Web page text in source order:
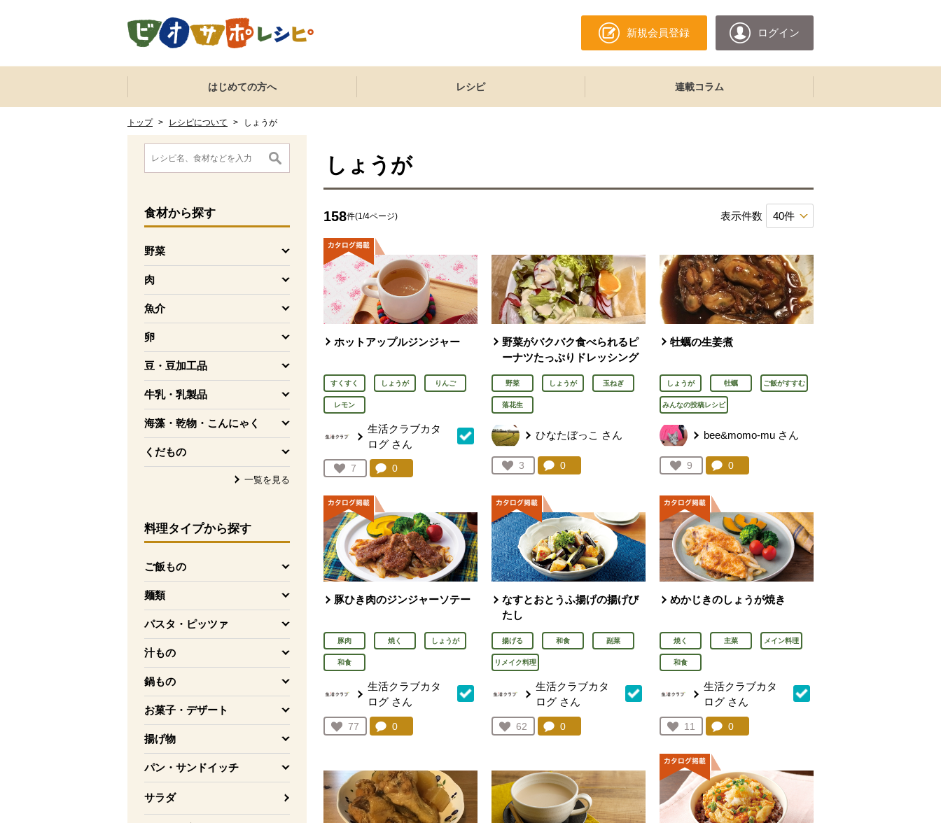
新規会員登録 ログイン
ここからサイト内共通メニューです。
サイト内共通メニューをスキップする
はじめての方へ レシピ 連載コラム
トップ > レシピについて > しょうが
ここから消費材検索メニューです。
食材から探す
野菜
を開く
肉
を開く
魚介
を開く
卵
を開く
豆・豆加工品
を開く
牛乳・乳製品
を開く
海藻・乾物・こんにゃく
を開く
くだもの
を開く
一覧を見る
料理タイプから探す
ご飯もの
を開く
麺類
を開く
パスタ・ピッツァ
を開く
汁もの
を開く
鍋もの
を開く
お菓子・デザート
を開く
揚げ物
を開く
パン・サンドイッチ
を開く
サラダ
消費材検索メニューここまで。
ここから本文です。
しょうが
158件(1/4ページ) 表示件数
ホットアップルジンジャー
すくすく しょうが りんご
レモン
生活クラブカタ
ログ さん
お気に入り登録：
7
人が登録
コメント：
0
野菜がバクバク食べられるピ
ーナツたっぷりドレッシング
野菜 しょうが 玉ねぎ
落花生
ひなたぼっこ さん
お気に入り登録：
3
人が登録
コメント：
0件。コメントを見る。
牡蠣の生姜煮
しょうが 牡蠣 ご飯がすすむ
みんなの投稿レシピ
bee&momo-mu さん
お気に入り登録：
9
人が登録
コメント：
0件。コメントを見る。
豚ひき肉のジンジャーソテー
豚肉 焼く しょうが
和食
生活クラブカタ
ログ さん
お気に入り登録：
77
人が登録
コメント：
0
なすとおとうふ揚げの揚げび
たし
揚げる 和食 副菜
リメイク料理
生活クラブカタ
ログ さん
お気に入り登録：
62
人が登録
コメント：
0件。コメントを見る。
めかじきのしょうが焼き
焼く 主菜 メイン料理
和食
生活クラブカタ
ログ さん
お気に入り登録：
11
人が登録
コメント：
0件。コメントを見る。